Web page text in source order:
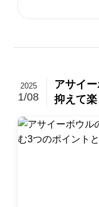
アサイ
抑えて
2025
1/08